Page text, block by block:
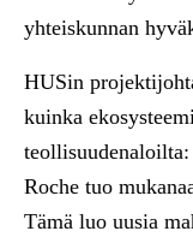
yhteiskunnan
HUSin
kuinka
Roche tuo
Tämä luo uusia